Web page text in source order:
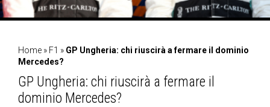
Home » F1 » GP Ungheria: chi riuscirà a fermare il dominio
Mercedes?
GP Ungheria: chi riuscirà a fermare il
dominio Mercedes?